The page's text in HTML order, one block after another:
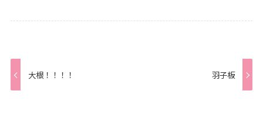
大根！！！！ 羽子板